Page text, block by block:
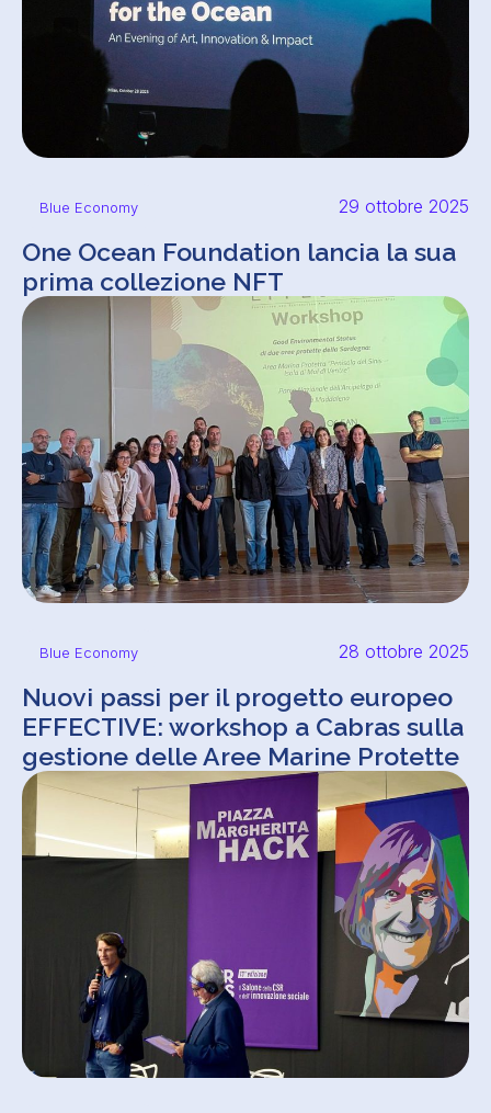
Blue Economy 29 ottobre 2025
One Ocean Foundation lancia la sua
prima collezione NFT
Blue Economy 28 ottobre 2025
Nuovi passi per il progetto europeo
EFFECTIVE: workshop a Cabras sulla
gestione delle Aree Marine Protette